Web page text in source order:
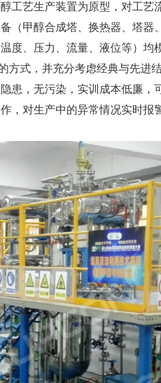
工艺生产装置为原型，对工艺
（甲醇合成塔、换热器、塔器
度、压力、流量、液位等）均
方式，并充分考虑经典与先进
患，无污染，实训成本低廉，
，对生产中的异常情况实时报